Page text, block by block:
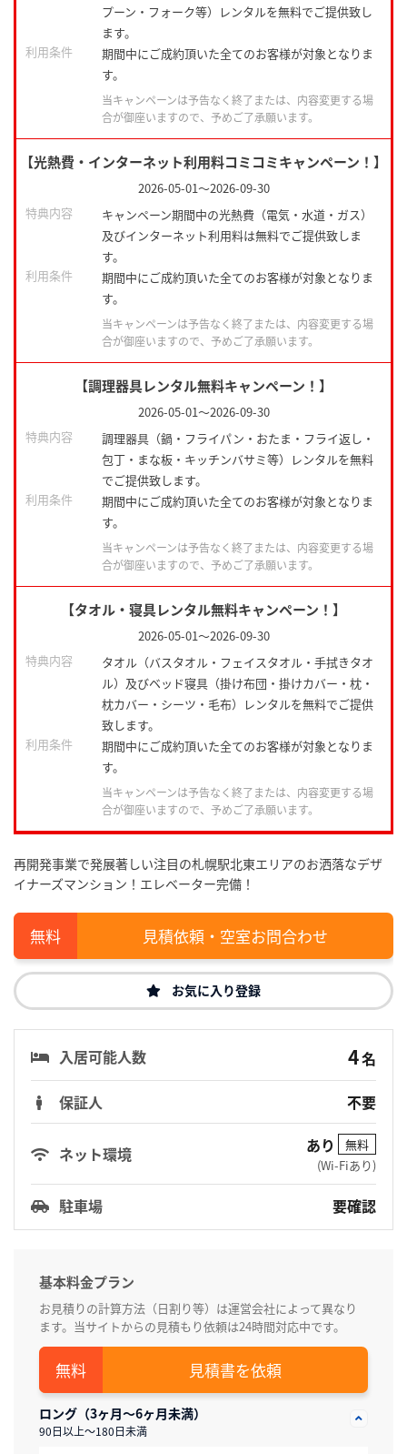
プーン・フォーク等）レンタルを無料でご提供致し
ます。
利用条件
期間中にご成約頂いた全てのお客様が対象となりま
す。
当キャンペーンは予告なく終了または、内容変更する場
合が御座いますので、予めご了承願います。
【光熱費・インターネット利用料コミコミキャンペーン！】
2026-05-01～2026-09-30
特典内容
キャンペーン期間中の光熱費（電気・水道・ガス）
及びインターネット利用料は無料でご提供致しま
す。
利用条件
期間中にご成約頂いた全てのお客様が対象となりま
す。
当キャンペーンは予告なく終了または、内容変更する場
合が御座いますので、予めご了承願います。
【調理器具レンタル無料キャンペーン！】
2026-05-01～2026-09-30
特典内容
調理器具（鍋・フライパン・おたま・フライ返し・
包丁・まな板・キッチンバサミ等）レンタルを無料
でご提供致します。
利用条件
期間中にご成約頂いた全てのお客様が対象となりま
す。
当キャンペーンは予告なく終了または、内容変更する場
合が御座いますので、予めご了承願います。
【タオル・寝具レンタル無料キャンペーン！】
2026-05-01～2026-09-30
特典内容
タオル（バスタオル・フェイスタオル・手拭きタオ
ル）及びベッド寝具（掛け布団・掛けカバー・枕・
枕カバー・シーツ・毛布）レンタルを無料でご提供
致します。
利用条件
期間中にご成約頂いた全てのお客様が対象となりま
す。
当キャンペーンは予告なく終了または、内容変更する場
合が御座いますので、予めご了承願います。
再開発事業で発展著しい注目の札幌駅北東エリアのお洒落なデザ
イナーズマンション！エレベーター完備！
見積依頼・空室お問合わせ
お気に入り登録
入居可能人数 4名
保証人
不要
ネット環境 あり
無料
(Wi-Fiあり)
駐車場 要確認
基本料金プラン
お見積りの計算方法（日割り等）は運営会社によって異なり
ます。当サイトからの見積もり依頼は24時間対応中です。
見積書を依頼
ロング（3ヶ月～6ヶ月未満）
90日以上～180日未満